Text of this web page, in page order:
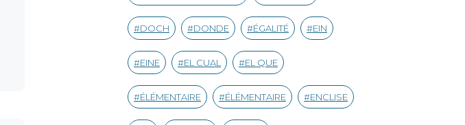
DOCH DONDE ÉGALITÉ EIN
EINE EL CUAL EL QUE
ÉLÉMENTAIRE ÉLÉMENTAIRE ENCLISE